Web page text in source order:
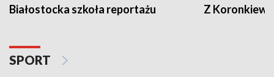
Białostocka szkoła reportażu Z
SPORT